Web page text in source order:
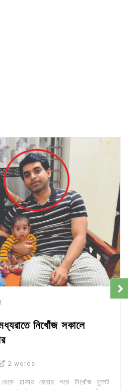
নিখোঁজ সকালে
2 words
ঢাকায় ফেরার পথে নিখোঁজ বুলেট